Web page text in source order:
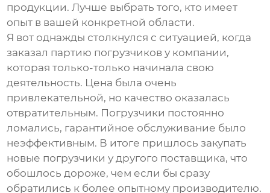
продукции. Лучше выбрать того, кто имеет
опыт в вашей конкретной области.
Я вот однажды столкнулся с ситуацией, когда
заказал партию погрузчиков у компании,
которая только-только начинала свою
деятельность. Цена была очень
привлекательной, но качество оказалась
отвратительным. Погрузчики постоянно
ломались, гарантийное обслуживание было
неэффективным. В итоге пришлось закупать
новые погрузчики у другого поставщика, что
обошлось дороже, чем если бы сразу
обратились к более опытному производителю.